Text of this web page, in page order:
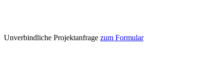
Unverbindliche Projektanfrage zum Formular